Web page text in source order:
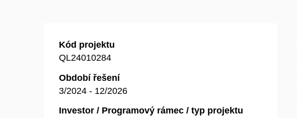
Kód projektu
QL24010284
Období řešení
3/2024 - 12/2026
Investor / Programový rámec / typ projektu